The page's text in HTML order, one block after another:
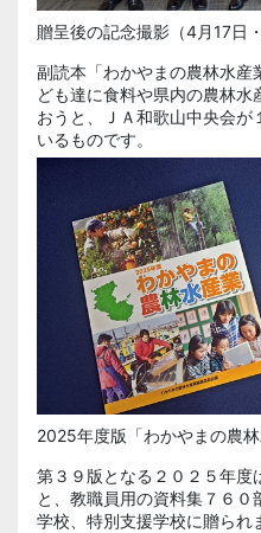
贈呈後の記念撮影（4月17日
副読本「わかやまの農林水産
ども達に食料や県内の農林水
おうと、ＪＡ和歌山中央会が
いるものです。
2025年度版「わかやまの農林
第３９版となる２０２５年度
と、教職員用の資料集７６
学校、特別支援学校に贈られ